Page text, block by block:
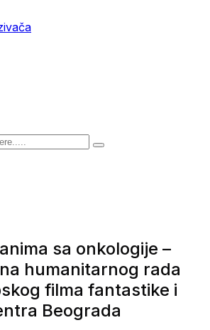
sa onkologije –
humanitarnog rada
filma fantastike i
Beograda